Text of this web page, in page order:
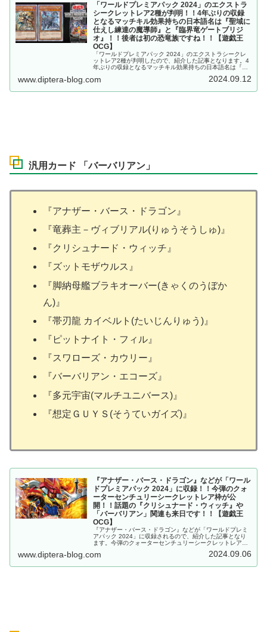
「ワールドプレミアパック 2024」のエクストラ
シークレットレア2種が判明！！4年ぶりの収録
となるマッチキル効果持ちの日本語名は『聖域に
仕えし練達の魔導師』と『臨界竜ゲートブリジ
オ』！！後者は初の恐竜族ですね！！【遊戯王
OCG】
「ワールドプレミアパック 2024」のエクストラシークレ
ットレア2種が判明したので、紹介した記事となります。4
年ぶりの収録となるマッチキル効果持ちの日本語名は『聖
オ』！！後者は初の恐竜族ですね！！【遊戯王OCG】
www.diptera-blog.com 2024.09.12
汎用カード 「バーバリアン」
『アナザー・バース・ドラゴン』
『竜葬主－ヴィブリアル(りゅうそうしゅ)』
『クリシュナード・ウィッチ』
『ズットモザウルス』
『脚納母艦ブラキオーバー(きゃくのうぼか
ん)』
『帯刃龍 カイベルト(たいじんりゅう)』
『ピットナイト・フィル』
『スワローズ・カウリー』
『バーバリアン・エコーズ』
『多元宇宙(マルチユニバース)』
『想定ＧＵＹＳ(そうていガイズ)』
『アナザー・バース・ドラゴン』などが「ワール
ドプレミアパック 2024」に収録！！今弾のクォ
ーターセンチュリーシークレットレア枠が公
開！！話題の『クリシュナード・ウィッチ』や
「バーバリアン」関連も来日です！！【遊戯王
OCG】
『アナザー・バース・ドラゴン』などが「ワールドプレミ
アパック 2024」に収録されるので、紹介した記事となり
ます。今弾のクォーターセンチュリーシークレットレア枠
バリアン」関連も来日です！！【遊戯王OCG】
www.diptera-blog.com 2024.09.06